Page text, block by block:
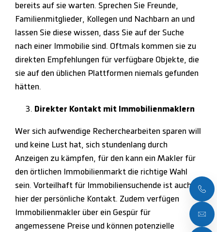
bereits auf sie warten. Sprechen Sie Freunde,
Familienmitglieder, Kollegen und Nachbarn an und
lassen Sie diese wissen, dass Sie auf der Suche
nach einer Immobilie sind. Oftmals kommen sie zu
direkten Empfehlungen für verfügbare Objekte, die
sie auf den üblichen Plattformen niemals gefunden
hätten.
Direkter Kontakt mit Immobilienmaklern
Wer sich aufwendige Recherchearbeiten sparen will
und keine Lust hat, sich stundenlang durch
Anzeigen zu kämpfen, für den kann ein Makler für
den örtlichen Immobilienmarkt die richtige Wahl
sein. Vorteilhaft für Immobiliensuchende ist auch
hier der persönliche Kontakt. Zudem verfügen
Immobilienmakler über ein Gespür für
angemessene Preise und können potenzielle